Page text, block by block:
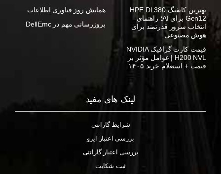
بهترین کانفیگ HPE DL380
Gen12 برای AI؛ راهنمای
انتخاب سرور قدرتمند برای
هوش مصنوعی
قیمت کارت گرافیک NVIDIA
H200 NVL | عوامل مؤثر بر
قیمت + استعلام خرید ۱۴۰۵
همایش روز فناوری اطلاعات
بروزرسانی مهم در DellEmc
لینک های مفید
شرایط گارانتی
بررسی اعتبار ایزو
بررسی اعتبار گارانتی
ثبت شکایت